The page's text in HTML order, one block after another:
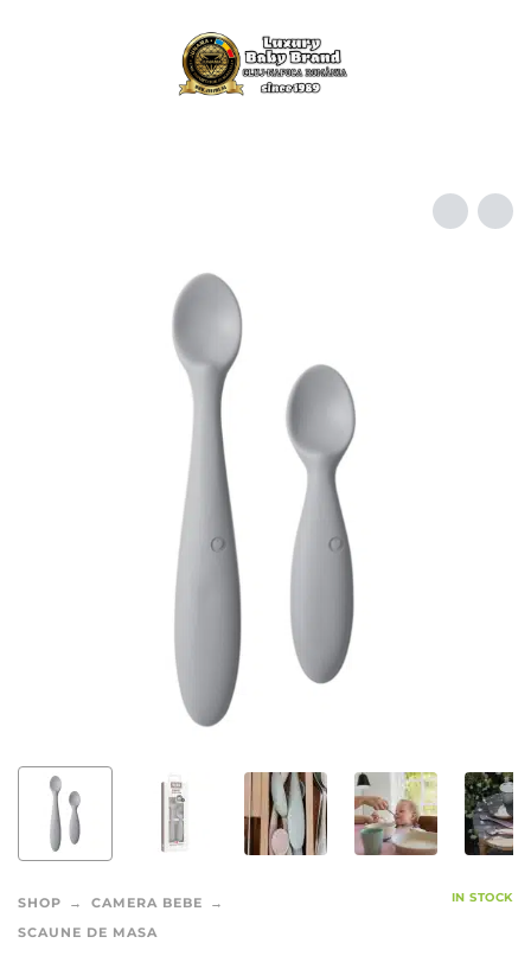
SHOP
CAMERA BEBE
SCAUNE DE MASA
IN STOCK